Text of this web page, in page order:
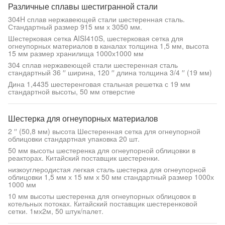
Различные сплавы шестигранной стали
304H сплав нержавеющей стали шестеренная сталь.
Стандартный размер 915 мм х 3050 мм.
Шестерковая сетка AISI410S, шестерковая сетка для
огнеупорных материалов в каналах толщина 1,5 мм, высота
15 мм размер хранилища 1000х1000 мм
304 сплав нержавеющей стали шестеренная сталь
стандартный 36 ′′ ширина, 120 ′′ длина толщина 3/4 ′′ (19 мм)
Дина 1,4435 шестеренговая стальная решетка с 19 мм
стандартной высоты, 50 мм отверстие
Шестерка для огнеупорных материалов
2 ′′ (50,8 мм) высота Шестеренная сетка для огнеупорной
облицовки стандартная упаковка 20 шт.
50 мм высоты шестеренка для огнеупорной облицовки в
реакторах. Китайский поставщик шестеренки.
низкоуглеродистая легкая сталь шестерка для огнеупорной
облицовки 1,5 мм х 15 мм х 50 мм стандартный размер 1000х
1000 мм
10 мм высоты шестеренка для огнеупорных облицовок в
котельных потоках. Китайский поставщик шестеренковой
сетки. 1мх2м, 50 штук/палет.